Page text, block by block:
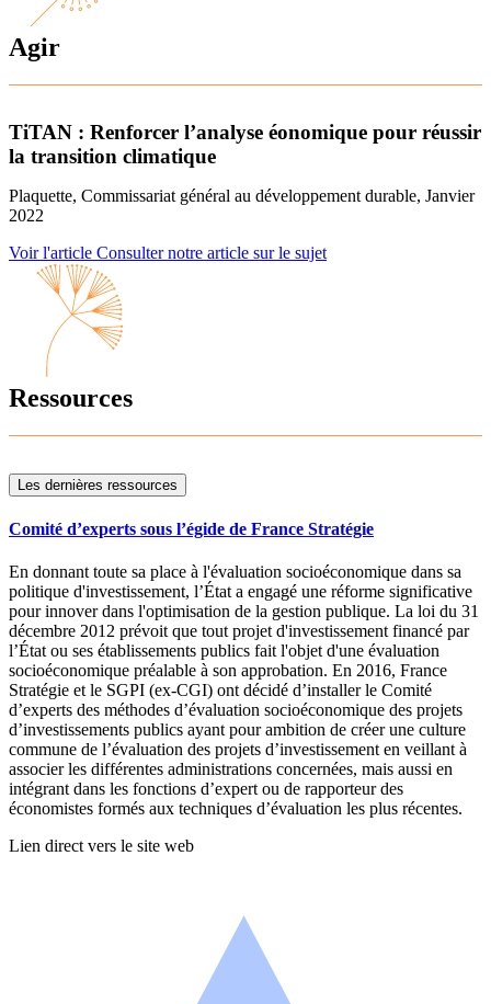
Agir
TiTAN : Renforcer l’analyse éonomique pour réussir
la transition climatique
Plaquette, Commissariat général au développement durable, Janvier
2022
Voir l'article Consulter notre article sur le sujet
Ressources
Les dernières ressources
Comité d’experts sous l’égide de France Stratégie
En donnant toute sa place à l'évaluation socioéconomique dans sa
politique d'investissement, l’État a engagé une réforme significative
pour innover dans l'optimisation de la gestion publique. La loi du 31
décembre 2012 prévoit que tout projet d'investissement financé par
l’État ou ses établissements publics fait l'objet d'une évaluation
socioéconomique préalable à son approbation. En 2016, France
Stratégie et le SGPI (ex-CGI) ont décidé d’installer le Comité
d’experts des méthodes d’évaluation socioéconomique des projets
d’investissements publics ayant pour ambition de créer une culture
commune de l’évaluation des projets d’investissement en veillant à
associer les différentes administrations concernées, mais aussi en
intégrant dans les fonctions d’expert ou de rapporteur des
économistes formés aux techniques d’évaluation les plus récentes.
Lien direct vers le site web